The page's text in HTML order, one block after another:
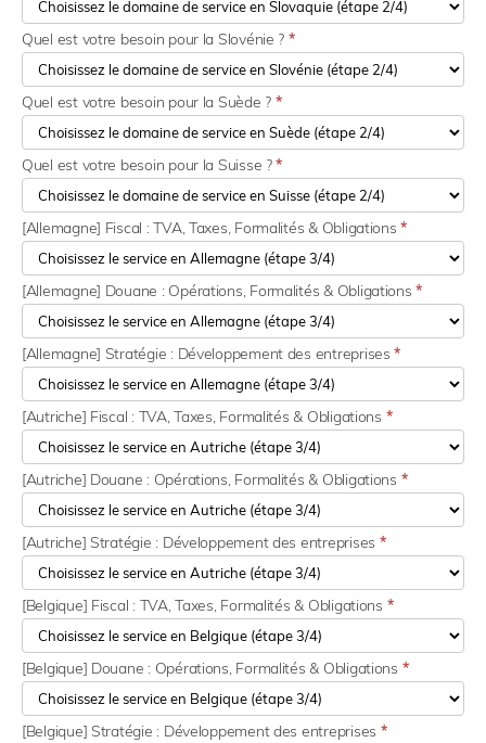
Quel est votre besoin pour la Slovénie ? *
Quel est votre besoin pour la Suède ? *
Quel est votre besoin pour la Suisse ?*
[Allemagne] Fiscal : TVA, Taxes, Formalités & Obligations*
[Allemagne] Douane : Opérations, Formalités & Obligations*
[Allemagne] Stratégie : Développement des entreprises*
[Autriche] Fiscal : TVA, Taxes, Formalités & Obligations *
[Autriche] Douane : Opérations, Formalités & Obligations *
[Autriche] Stratégie : Développement des entreprises *
[Belgique] Fiscal : TVA, Taxes, Formalités & Obligations *
[Belgique] Douane : Opérations, Formalités & Obligations *
[Belgique] Stratégie : Développement des entreprises *